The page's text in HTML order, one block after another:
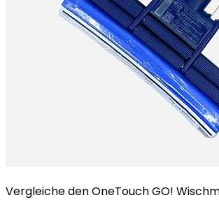
Vergleiche den OneTouch GO!